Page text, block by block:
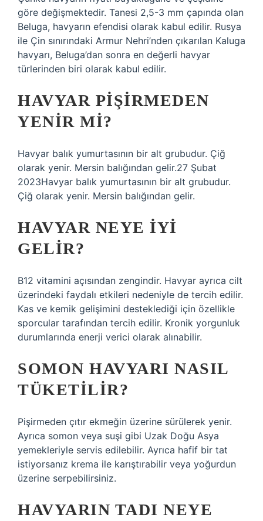
göre değişmektedir. Tanesi 2,5-3 mm çapında olan
Beluga, havyarın efendisi olarak kabul edilir. Rusya
ile Çin sınırındaki Armur Nehri’nden çıkarılan Kaluga
havyarı, Beluga’dan sonra en değerli havyar
türlerinden biri olarak kabul edilir.
HAVYAR PIŞIRMEDEN
YENIR MI?
Havyar balık yumurtasının bir alt grubudur. Çiğ
olarak yenir. Mersin balığından gelir.27 Şubat
2023Havyar balık yumurtasının bir alt grubudur.
Çiğ olarak yenir. Mersin balığından gelir.
HAVYAR NEYE IYI
GELIR?
B12 vitamini açısından zengindir. Havyar ayrıca cilt
üzerindeki faydalı etkileri nedeniyle de tercih edilir.
Kas ve kemik gelişimini desteklediği için özellikle
sporcular tarafından tercih edilir. Kronik yorgunluk
durumlarında enerji verici olarak alınabilir.
SOMON HAVYARI NASIL
TÜKETILIR?
Pişirmeden çıtır ekmeğin üzerine sürülerek yenir.
Ayrıca somon veya suşi gibi Uzak Doğu Asya
yemekleriyle servis edilebilir. Ayrıca hafif bir tat
istiyorsanız krema ile karıştırabilir veya yoğurdun
üzerine serpebilirsiniz.
HAVYARIN TADI NEYE